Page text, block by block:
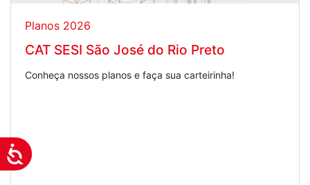
Acessibilidade
Planos 2026
CAT SESI São José do Rio Preto
Conheça nossos planos e faça sua carteirinha!